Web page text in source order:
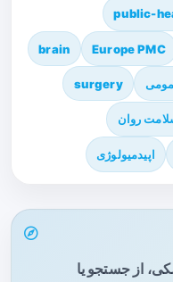
public-
Europe PMC
brain
surgery
روان
اپیدمیولوژی
از جستجو یا